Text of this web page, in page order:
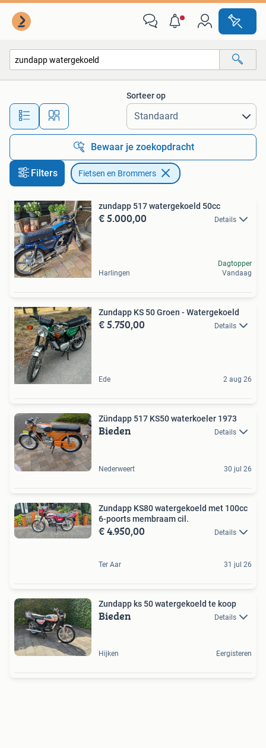
Alle afstanden…
Sorteer op
Bewaar je zoekopdracht
Filters Fietsen en Brommers
zundapp 517 watergekoeld 50cc
€ 5.000,00 Details
Harlingen
Dagtopper
Vandaag
Zundapp KS 50 Groen - Watergekoeld
€ 5.750,00 Details
Ede 2 aug 26
Zündapp 517 KS50 waterkoeler 1973
Bieden Details
Nederweert 30 jul 26
Zundapp KS80 watergekoeld met 100cc
6-poorts membraam cil.
€ 4.950,00 Details
Ter Aar 31 jul 26
Zundapp ks 50 watergekoeld te koop
Bieden Details
Hijken Eergisteren